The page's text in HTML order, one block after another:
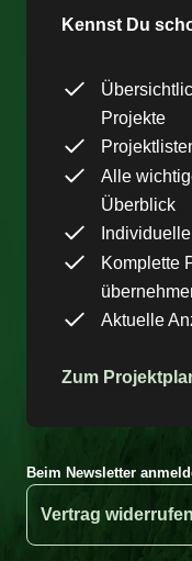
Kennst Du
Projekte
Alle
Überblick
Komplette
Aktuelle
Zum
Beim Newsletter
Vertrag widerrufen